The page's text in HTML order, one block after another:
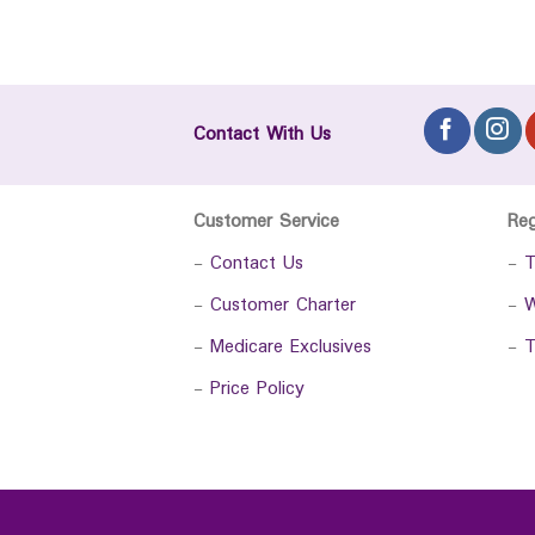
Contact With Us
Customer Service
- Contact Us
- Customer Charter
- Medicare Exclusives
- Price Policy
-
-
-